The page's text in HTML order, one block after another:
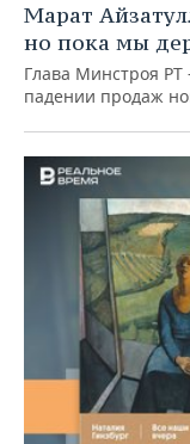
Марат
но пока мы
Глава Минстроя РТ
падении продаж